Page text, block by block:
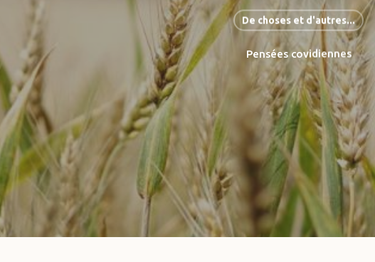
De choses et d'autres...
Pensées covidiennes